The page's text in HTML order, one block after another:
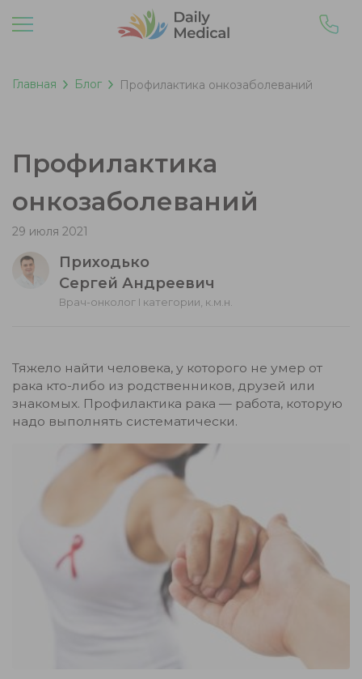
Главная Блог Профилактика онкозаболеваний
Профилактика
онкозаболеваний
29 июля 2021
Приходько
Сергей Андреевич
Врач-онколог I категории, к.м.н.
Тяжело найти человека, у которого не умер от
рака кто-либо из родственников, друзей или
знакомых. Профилактика рака — работа, которую
надо выполнять систематически.